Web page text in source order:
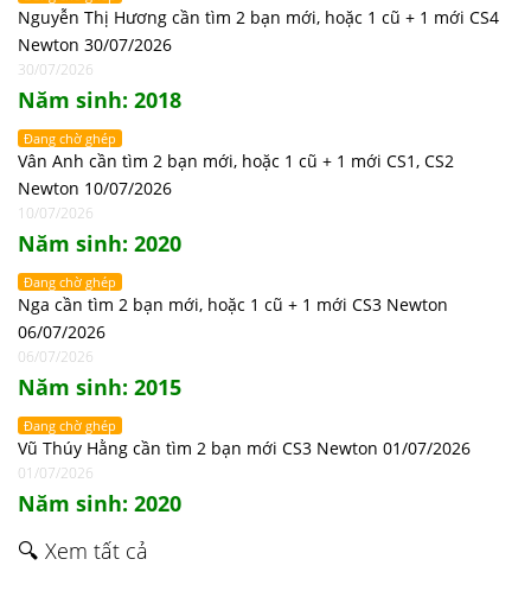
Nguyễn Thị Hương cần tìm 2 bạn mới, hoặc 1 cũ + 1 mới CS4
Newton 30/07/2026
30/07/2026
Năm sinh: 2018
Đang chờ ghép
Vân Anh cần tìm 2 bạn mới, hoặc 1 cũ + 1 mới CS1, CS2
Newton 10/07/2026
10/07/2026
Năm sinh: 2020
Đang chờ ghép
Nga cần tìm 2 bạn mới, hoặc 1 cũ + 1 mới CS3 Newton
06/07/2026
06/07/2026
Năm sinh: 2015
Đang chờ ghép
Vũ Thúy Hằng cần tìm 2 bạn mới CS3 Newton 01/07/2026
01/07/2026
Năm sinh: 2020
🔍 Xem tất cả